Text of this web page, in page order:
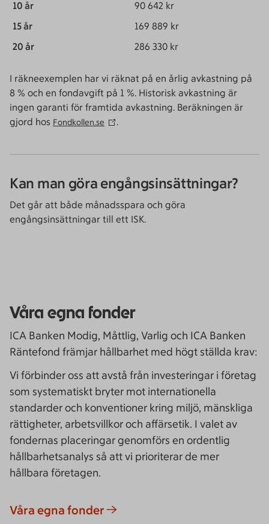
90 642 kr
169 889 kr
286 330 kr
I räkneexemplen har vi räknat på en årlig avkastning på
8 % och en fondavgift på 1 %. Historisk avkastning är
ingen garanti för framtida avkastning. Beräkningen är
gjord hos Fondkollen.se .
Kan man göra engångsinsättningar?
Det går att både månadsspara och göra
engångsinsättningar till ett ISK.
Våra egna fonder
ICA Banken Modig, Måttlig, Varlig och ICA Banken
Räntefond främjar hållbarhet med högt ställda krav:
Vi förbinder oss att avstå från investeringar i företag
som systematiskt bryter mot internationella
standarder och konventioner kring miljö, mänskliga
rättigheter, arbetsvillkor och affärsetik. I valet av
fondernas placeringar genomförs en ordentlig
hållbarhetsanalys så att vi prioriterar de mer
hållbara företagen.
Våra egna fonder